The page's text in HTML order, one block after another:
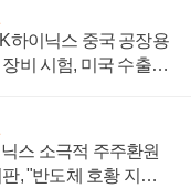
하이닉스 중국 공장용
비 시험, 미국 수출통
스 소극적 주주환원
, "반도체 호황 지속